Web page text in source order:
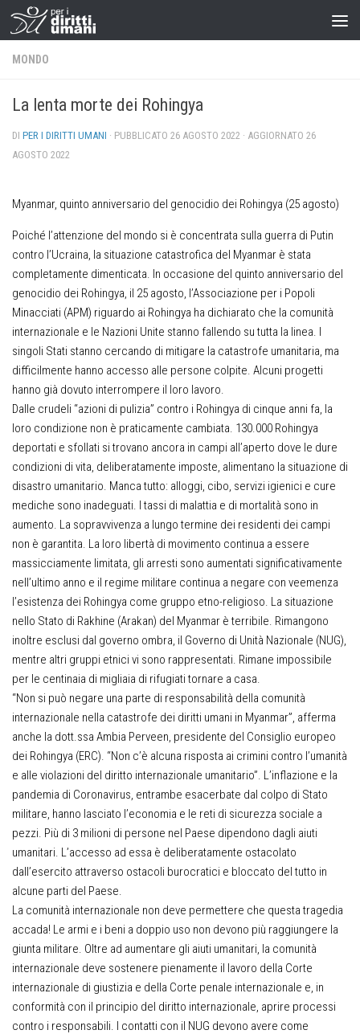
MONDO
La lenta morte dei Rohingya
DI PER I DIRITTI UMANI · PUBBLICATO 26 AGOSTO 2022 · AGGIORNATO 26
AGOSTO 2022
Myanmar, quinto anniversario del genocidio dei Rohingya (25 agosto)
Poiché l’attenzione del mondo si è concentrata sulla guerra di Putin
contro l’Ucraina, la situazione catastrofica del Myanmar è stata
completamente dimenticata. In occasione del quinto anniversario del
genocidio dei Rohingya, il 25 agosto, l’Associazione per i Popoli
Minacciati (APM) riguardo ai Rohingya ha dichiarato che la comunità
internazionale e le Nazioni Unite stanno fallendo su tutta la linea. I
singoli Stati stanno cercando di mitigare la catastrofe umanitaria, ma
difficilmente hanno accesso alle persone colpite. Alcuni progetti
hanno già dovuto interrompere il loro lavoro.
Dalle crudeli “azioni di pulizia” contro i Rohingya di cinque anni fa, la
loro condizione non è praticamente cambiata. 130.000 Rohingya
deportati e sfollati si trovano ancora in campi all’aperto dove le dure
condizioni di vita, deliberatamente imposte, alimentano la situazione di
disastro umanitario. Manca tutto: alloggi, cibo, servizi igienici e cure
mediche sono inadeguati. I tassi di malattia e di mortalità sono in
aumento. La sopravvivenza a lungo termine dei residenti dei campi
non è garantita. La loro libertà di movimento continua a essere
massicciamente limitata, gli arresti sono aumentati significativamente
nell’ultimo anno e il regime militare continua a negare con veemenza
l’esistenza dei Rohingya come gruppo etno-religioso. La situazione
nello Stato di Rakhine (Arakan) del Myanmar è terribile. Rimangono
inoltre esclusi dal governo ombra, il Governo di Unità Nazionale (NUG),
mentre altri gruppi etnici vi sono rappresentati. Rimane impossibile
per le centinaia di migliaia di rifugiati tornare a casa.
“Non si può negare una parte di responsabilità della comunità
internazionale nella catastrofe dei diritti umani in Myanmar”, afferma
anche la dott.ssa Ambia Perveen, presidente del Consiglio europeo
dei Rohingya (ERC). “Non c’è alcuna risposta ai crimini contro l’umanità
e alle violazioni del diritto internazionale umanitario”. L’inflazione e la
pandemia di Coronavirus, entrambe esacerbate dal colpo di Stato
militare, hanno lasciato l’economia e le reti di sicurezza sociale a
pezzi. Più di 3 milioni di persone nel Paese dipendono dagli aiuti
umanitari. L’accesso ad essa è deliberatamente ostacolato
dall’esercito attraverso ostacoli burocratici e bloccato del tutto in
alcune parti del Paese.
La comunità internazionale non deve permettere che questa tragedia
accada! Le armi e i beni a doppio uso non devono più raggiungere la
giunta militare. Oltre ad aumentare gli aiuti umanitari, la comunità
internazionale deve sostenere pienamente il lavoro della Corte
internazionale di giustizia e della Corte penale internazionale e, in
conformità con il principio del diritto internazionale, aprire processi
contro i responsabili. I contatti con il NUG devono avere come